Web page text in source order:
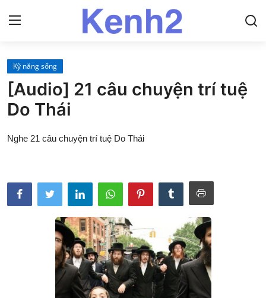
Trang chủ
Liên hệ
Pháp môn
Giáo lý
Kỹ năng sống
[Audio] 21 câu chuyện trí tuệ
Do Thái
Nghe 21 câu chuyện trí tuệ Do Thái